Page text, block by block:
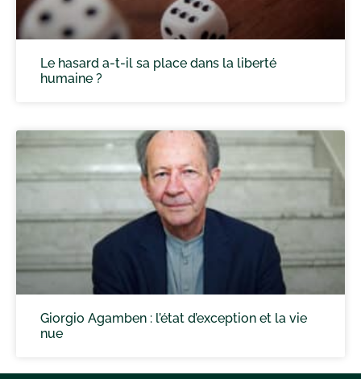
Le hasard a-t-il sa place dans la liberté
humaine ?
Giorgio Agamben : l’état d’exception et la vie
nue